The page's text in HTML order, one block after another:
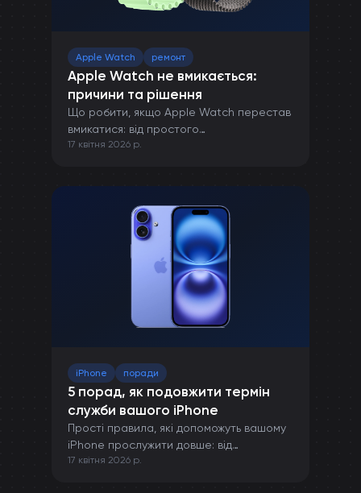
Apple Watch ремонт
Apple Watch не вмикається:
причини та рішення
Що робити, якщо Apple Watch перестав
вмикатися: від простого
перезавантаження до ремонту в сервісі.
17 квітня 2026 р.
iPhone поради
5 порад, як подовжити термін
служби вашого iPhone
Прості правила, які допоможуть вашому
iPhone прослужити довше: від
правильної зарядки до захисту від
17 квітня 2026 р.